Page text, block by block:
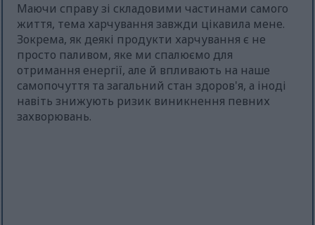
Маючи справу зі складовими частинами самого
життя, тема харчування завжди цікавила мене.
Зокрема, як деякі продукти харчування є не
просто паливом, яке ми спалюємо для
отримання енергії, але й впливають на наше
самопочуття та загальний стан здоров'я, а іноді
навіть знижують ризик виникнення певних
захворювань.